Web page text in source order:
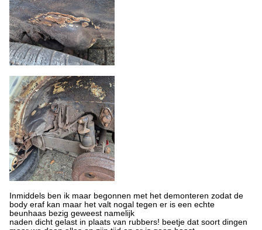
Inmiddels ben ik maar begonnen met het demonteren zodat de
body eraf kan maar het valt nogal tegen er is een echte
beunhaas bezig geweest namelijk
naden dicht gelast in plaats van rubbers! beetje dat soort dingen